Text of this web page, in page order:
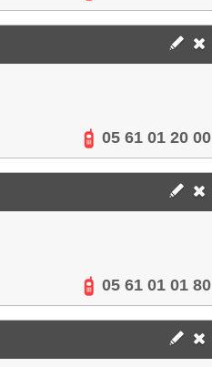
05 61 01 20 00
05 61 01 01 80